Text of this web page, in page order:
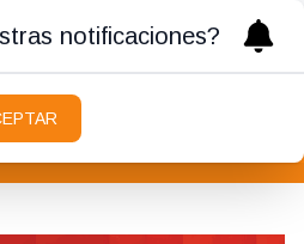
notificaciones?